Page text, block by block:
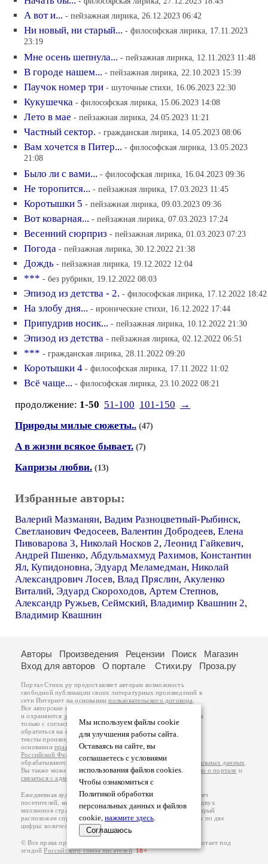
А вот и... - пейзажная лирика, 26.12.2023 06:42
Ни новый, ни старый... - философская лирика, 17.11.2023
23:19
Мне осень шепнула... - пейзажная лирика, 12.11.2023 11:48
В городе нашем... - пейзажная лирика, 22.10.2023 15:39
Паучок номер три - шуточные стихи, 16.06.2023 22:30
Кукушечка - философская лирика, 15.06.2023 14:08
Лето в мае - пейзажная лирика, 24.05.2023 11:21
Частный сектор. - гражданская лирика, 14.05.2023 08:06
Вам хочется в Питер... - философская лирика, 13.05.2023
21:08
Было ли с вами... - философская лирика, 16.04.2023 09:36
Не торопится... - пейзажная лирика, 17.03.2023 11:45
Коротышки 5 - пейзажная лирика, 09.03.2023 09:36
Вот коварная... - пейзажная лирика, 07.03.2023 17:24
Весенний сюрприз - пейзажная лирика, 01.03.2023 07:23
Погода - пейзажная лирика, 30.12.2022 21:38
Дождь - пейзажная лирика, 19.12.2022 12:04
*** - без рубрики, 19.12.2022 08:03
Эпизод из детства - 2. - философская лирика, 17.12.2022 18:42
На злобу дня... - иронические стихи, 16.12.2022 17:44
Припудрив носик... - пейзажная лирика, 10.12.2022 21:30
Эпизод из детства - пейзажная лирика, 02.12.2022 06:51
*** - гражданская лирика, 28.11.2022 09:20
Коротышки 4 - философская лирика, 17.11.2022 11:02
Всё чаще... - философская лирика, 23.10.2022 08:21
продолжение: 1-50 51-100 101-150
→
Природы милые сюжеты.. (47)
А в жизни всякое бывает. (7)
Капризы любви. (13)
Избранные авторы:
Валерий Мазманян, Вадим Разноцветный-Рыбинск,
Светланович Федосеев, Валентин Добродеев, Елена
Пивоварова 3, Николай Носков 2, Леонид Гайкевич,
Андрей Пшенко, Абдульмахмуд Рахимов, Константин
Ял, Купидоновна, Эдуард Меламедман, Николай
Александрович Лосев, Влад Пряслин, Акуленко
Виталий, Эдуард Скороходов, Артем Степнов,
Александр Ружьев, Сеймский, Владимир Квашнин 2,
Владимир Квашнин
Мы используем файлы cookie
для улучшения работы сайта.
Оставаясь на сайте, вы
соглашаетесь с условиями
использования файлов cookies.
Чтобы ознакомиться с
Политикой обработки
персональных данных и файлов
cookie, нажмите здесь.
Соглашаюсь
Авторы Произведения Рецензии Поиск
Магазин
Вход для авторов
О портале Стихи.ру Проза.ру
Портал Стихи.ру предоставляет авторам возможность
свободной публикации своих литературных произведений в
сети Интернет на основаниипользовательского договора
Все авторские права на произведения принадлежат авторам
и охраняются законом
. Перепечатка произведений возможна
только с согласия его автора, к которому вы можете
обратиться на его авторской странице. Ответственность за
тексты произведений авторы несут самостоятельно на
основанииправил публикацииизаконодательства
Российской Федерации
обрабатываются на основанииПолитики обработки персональных данных
Вы также можете посмотреть более подробнуюинформацию о портале и
связаться с администрацией
Ежедневная аудитория портала Стихи.ру – порядка 200 тысяч
посетителей, которые в общей сумме просматривают более двух
миллионов страниц по данным счетчика посещаемости, который
расположен справа от этого текста. В каждой графе указано по две
цифры: количество просмотров и количество посетителей.
© Все права принадлежат авторам, 2000-2026. Портал работает под
эгидойРоссийского союза писателей.18+